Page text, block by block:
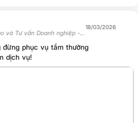
và Tư vấn Doanh nghiệp -
18/03/2026
đừng phục vụ tầm thường
dịch vụ!